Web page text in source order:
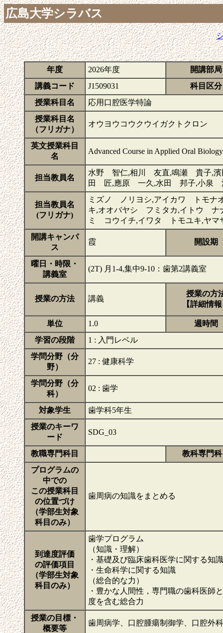
広島大学シラバス
年度 2026年度
開講部局
講義コード
J1509031
科目区分
授業科目名
応用口腔医学特論
授業科目名
（フリガナ）
オウヨウコウクウイガクトクロン
英文授業科目
名
Advanced Course in Applied Oral
担当教員名
水野 智仁,相川 友直,鳴瀬 貴子,
田 匠,應原 一久,水田 邦子,小泉
担当教員名
(フリガナ)
ミズノ ノリヨシ,アイカワ トモ
キ,オオバヤシ フミタカ,イトウ
ミ コウイチ,イワタ トモユキ,ヤ
開講キャンパ
ス
霞 開設期
曜日・時限・
講義室
(2T) 月1-4,集中9-10：歯第2講義室
授業の方法 講義
授業の方
【詳細情
単位 1.0
週時間
学習の段階
1 : 入門レベル
学問分野（分
野）
27 : 健康科学
学問分野（分
科）
02 : 歯学
対象学生
歯学科5年生
授業のキーワ
ード
SDG_03
教職専門科目
教科専門
プログラムの
中での
この授業科目
の位置づけ
（学部生対象
科目のみ）
歯周病の知識をまとめる
到達度評価
の評価項目
（学部生対象
科目のみ）
歯学プログラム
（知識・理解）
・基礎及び臨床歯科医学に関する知識
・生命科学に関する知識
（総合的な力）
・豊かな人間性，専門職の歯科医師
度を含む総合力
授業の目標・
概要等
歯周病学、口腔腫瘍制御学、口腔外